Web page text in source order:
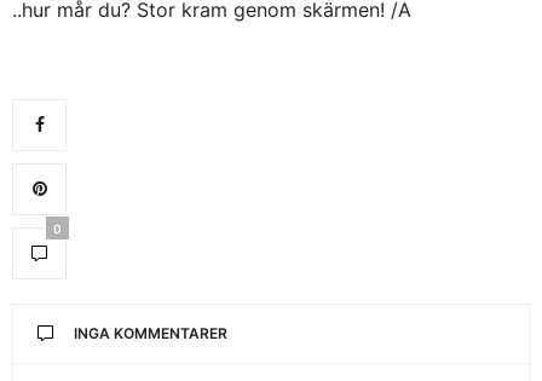
..hur mår du? Stor kram genom skärmen! /A
0
INGA KOMMENTARER